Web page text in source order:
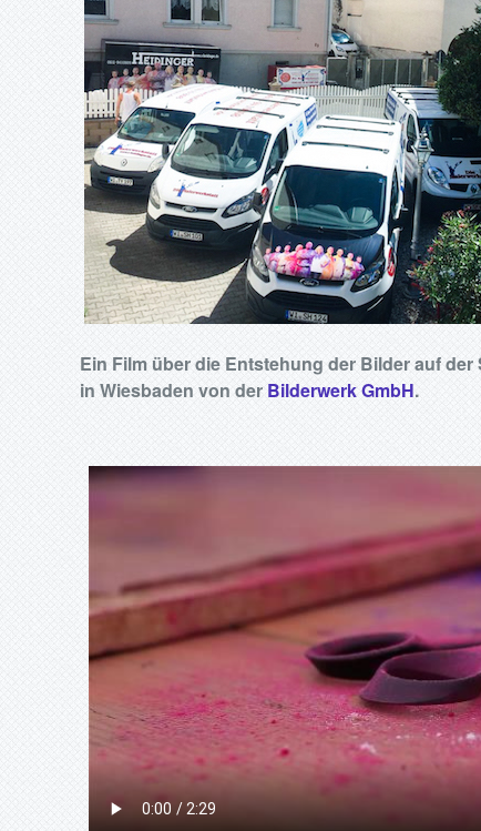
Ein Film über die Entstehung der Bilder auf
in Wiesbaden von der Bilderwerk GmbH.